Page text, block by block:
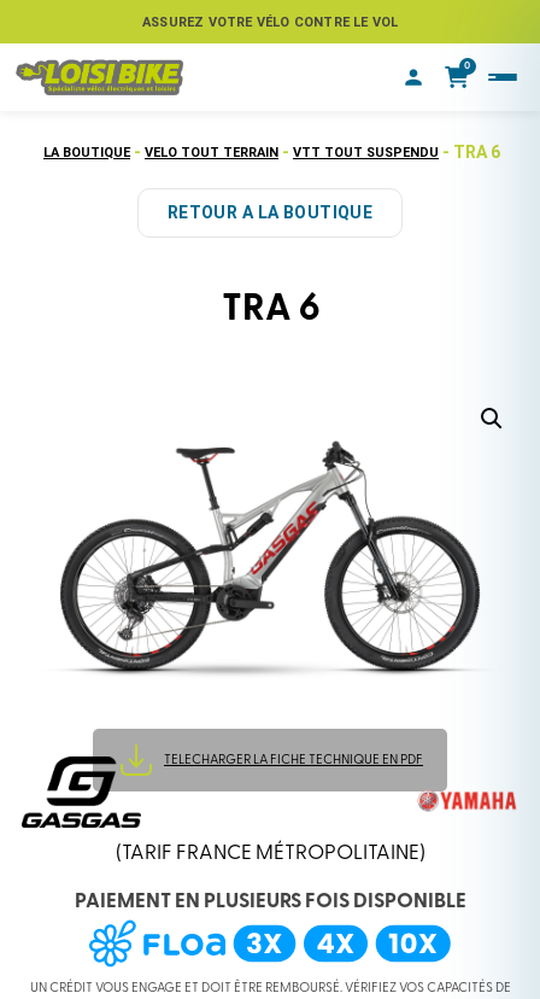
ASSUREZ VOTRE VÉLO CONTRE LE VOL
0
LA BOUTIQUE - VELO TOUT TERRAIN - VTT TOUT SUSPENDU - TRA 6
RETOUR A LA BOUTIQUE
TRA 6
TELECHARGER LA FICHE TECHNIQUE EN PDF
(TARIF FRANCE MÉTROPOLITAINE)
PAIEMENT EN PLUSIEURS FOIS DISPONIBLE
UN CRÉDIT VOUS ENGAGE ET DOIT ÊTRE REMBOURSÉ. VÉRIFIEZ VOS CAPACITÉS DE